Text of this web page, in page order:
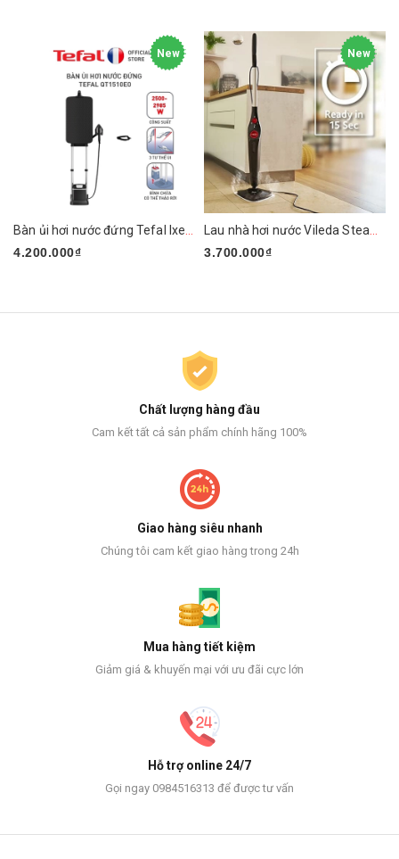
New
4.200.000₫
New
3.700.000₫
Chất lượng hàng đầu
Cam kết tất cả sản phẩm chính hãng 100%
Giao hàng siêu nhanh
Chúng tôi cam kết giao hàng trong 24h
Mua hàng tiết kiệm
Giảm giá & khuyến mại với ưu đãi cực lớn
Hỗ trợ online 24/7
Gọi ngay 0984516313 để được tư vấn